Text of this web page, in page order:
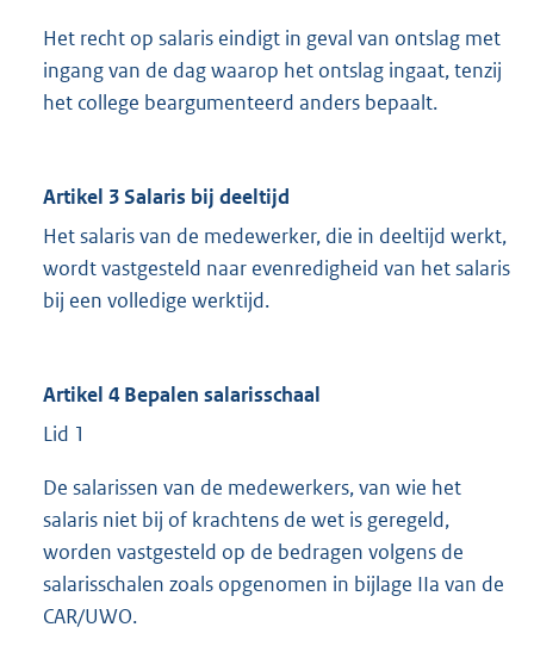
Het recht op salaris eindigt in geval van ontslag met
ingang van de dag waarop het ontslag ingaat, tenzij
het college beargumenteerd anders bepaalt.
Artikel 3 Salaris bij deeltijd
Het salaris van de medewerker, die in deeltijd werkt,
wordt vastgesteld naar evenredigheid van het salaris
bij een volledige werktijd.
Artikel 4 Bepalen salarisschaal
Lid 1
De salarissen van de medewerkers, van wie het
salaris niet bij of krachtens de wet is geregeld,
worden vastgesteld op de bedragen volgens de
salarisschalen zoals opgenomen in bijlage IIa van de
CAR/UWO.